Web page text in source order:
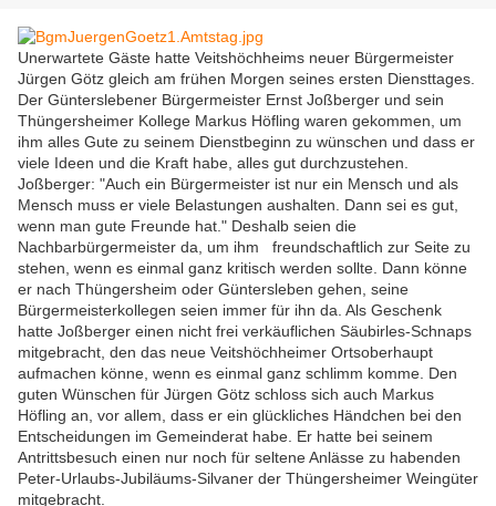
Unerwartete Gäste hatte Veitshöchheims neuer Bürgermeister
Jürgen Götz gleich am frühen Morgen seines ersten Diensttages.
Der Günterslebener Bürgermeister Ernst Joßberger und sein
Thüngersheimer Kollege Markus Höfling waren gekommen, um
ihm alles Gute zu seinem Dienstbeginn zu wünschen und dass er
viele Ideen und die Kraft habe, alles gut durchzustehen.
Joßberger: "Auch ein Bürgermeister ist nur ein Mensch und als
Mensch muss er viele Belastungen aushalten. Dann sei es gut,
wenn man gute Freunde hat." Deshalb seien die
Nachbarbürgermeister da, um ihm freundschaftlich zur Seite zu
stehen, wenn es einmal ganz kritisch werden sollte. Dann könne
er nach Thüngersheim oder Güntersleben gehen, seine
Bürgermeisterkollegen seien immer für ihn da. Als Geschenk
hatte Joßberger einen nicht frei verkäuflichen Säubirles-Schnaps
mitgebracht, den das neue Veitshöchheimer Ortsoberhaupt
aufmachen könne, wenn es einmal ganz schlimm komme. Den
guten Wünschen für Jürgen Götz schloss sich auch Markus
Höfling an, vor allem, dass er ein glückliches Händchen bei den
Entscheidungen im Gemeinderat habe. Er hatte bei seinem
Antrittsbesuch einen nur noch für seltene Anlässe zu habenden
Peter-Urlaubs-Jubiläums-Silvaner der Thüngersheimer Weingüter
mitgebracht.